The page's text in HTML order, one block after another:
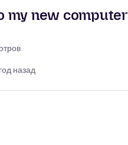
my new computer
назад